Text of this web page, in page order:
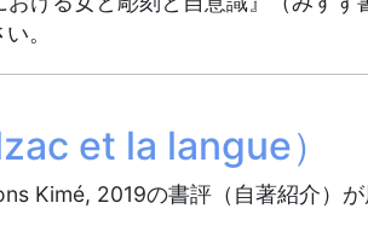
。
et la langue）
Kimé, 2019の書評（自著紹介）が